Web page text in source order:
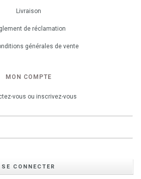
Livraison
de réclamation
générales de vente
MON COMPTE
vous ou inscrivez-vous
SE CONNECTER